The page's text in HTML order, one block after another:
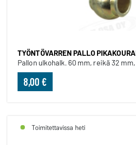
TYÖNTÖVARREN PALLO
Pallon ulkohalk. 60 mm, reikä 32 mm,
8,00 €
Toimitettavissa heti